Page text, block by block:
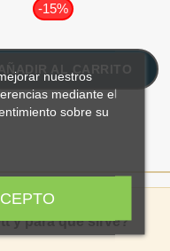
-15%
AÑADIR AL CARRITO
y para qué sirve?
nuestros
mediante el
sobre su